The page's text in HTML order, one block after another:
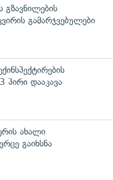
გზავნილების
გამარჯვებულები
პირი დააკავა
ახალი
გაიხსნა